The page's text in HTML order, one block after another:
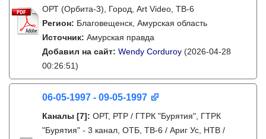
ОРТ (Орбита-3), Город, Art Video, ТВ-6
Регион: Благовещенск, Амурская область
Источник: Амурская правда
Добавил на сайт: Wendy Corduroy (2026-04-28
00:26:51)
06-05-1997 - 09-05-1997
Каналы [7]: ОРТ, РТР / ГТРК "Бурятия", ГТРК
"Бурятия" - 3 канал, ОТБ, ТВ-6 / Ариг Ус, НТВ /